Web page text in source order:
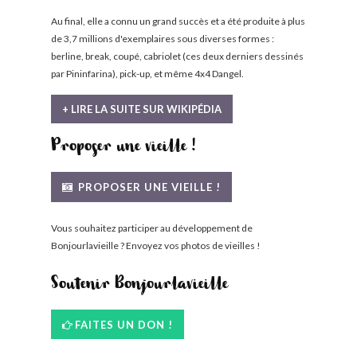
Au final, elle a connu un grand succès et a été produite à plus
de 3,7 millions d'exemplaires sous diverses formes :
berline, break, coupé, cabriolet (ces deux derniers dessinés
par Pininfarina), pick-up, et même 4x4 Dangel.
+ LIRE LA SUITE SUR WIKIPÉDIA
Proposer une vieille !
PROPOSER UNE VIEILLE !
Vous souhaitez participer au développement de
Bonjourlavieille ? Envoyez vos photos de vieilles !
Soutenir Bonjourlavieille
FAITES UN DON !